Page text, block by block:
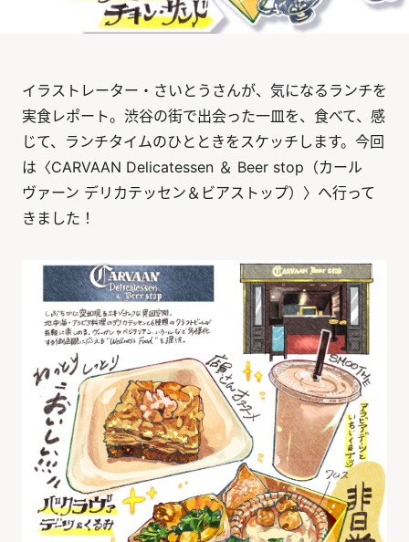
イラストレーター・さいとうさんが、気になるランチを
実食レポート。渋谷の街で出会った一皿を、食べて、感
じて、ランチタイムのひとときをスケッチします。今回
は〈CARVAAN Delicatessen ＆ Beer stop（カール
ヴァーン デリカテッセン＆ビアストップ）〉へ行って
きました！